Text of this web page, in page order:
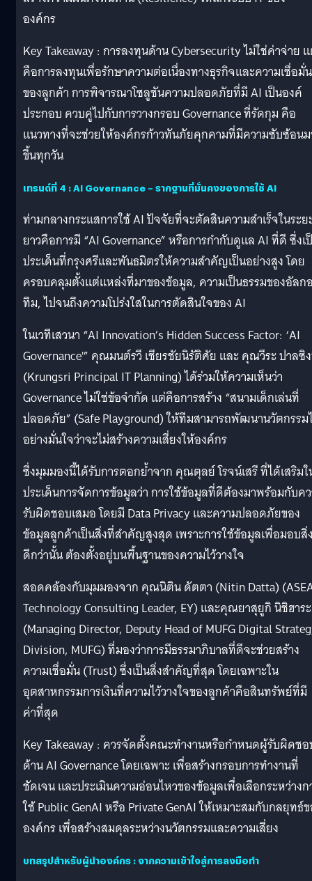
องค์กร
Key Takeaway : การลงทุนด้าน Cybersecurity ไม่ใช่ค่าจ่าย
คือการลงทุนเพื่อรักษาความต่อเนื่องทางธุรกิจและความเชื่อมั่น
ของลูกค้า การพิจารณาโซลูชันความปลอดภัยที่มี AI เป็นองค์
ประกอบ ควบคู่ไปกับการวางกรอบ Governance ที่รัดกุม คือ
แนวทางที่จะช่วยให้องค์กรก้าวทันภัยคุกคามที่มีความซับซ้อน
ขึ้นทุกวัน
เทรนด์ที่ 4 : AI Governance – รากฐานที่มั่นคงของการใช้ AI
ท่ามกลางกระแสการใช้ AI ปัจจัยที่จะตัดสินความสำเร็จในระย
ยาวคือการมี “AI Governance” หรือการกำกับดูแล AI ที่ดี ซึ่งเ
ประเด็นที่กรุงศรีและพันธมิตรให้ความสำคัญเป็นอย่างสูง โดย
ครอบคลุมตั้งแต่แหล่งที่มาของข้อมูล, ความเป็นธรรมของอัลก
ทึม, ไปจนถึงความโปร่งใสในการตัดสินใจของ AI
ในเวทีเสวนา “AI Innovation’s Hidden Success Factor: ‘AI
Governance'” คุณมนต์รวี เชียรชัยนิรัติศัย และ คุณวีระ ปาลซิ
(Krungsri Principal IT Planning) ได้ร่วมให้ความเห็นว่า
Governance ไม่ใช่ข้อจำกัด แต่คือการสร้าง “สนามเด็กเล่นที่
ปลอดภัย” (Safe Playground) ให้ทีมสามารถพัฒนานวัตกรรม
อย่างมั่นใจว่าจะไม่สร้างความเสี่ยงให้องค์กร
ซึ่งมุมมองนี้ได้รับการตอกย้ำจาก คุณตุลย์ โรจน์เสรี ที่ได้เสริม
ประเด็นการจัดการข้อมูลว่า การใช้ข้อมูลที่ดีต้องมาพร้อมกับค
รับผิดชอบเสมอ โดยมี Data Privacy และความปลอดภัยของ
ข้อมูลลูกค้าเป็นสิ่งที่สำคัญสูงสุด เพราะการใช้ข้อมูลเพื่อมอบสิ่
ดีกว่านั้น ต้องตั้งอยู่บนพื้นฐานของความไว้วางใจ
สอดคล้องกับมุมมองจาก คุณนิติน ดัตตา (Nitin Datta)
Technology Consulting Leader, EY) และคุณยาสุยูกิ นิชิฮาระ
(Managing Director, Deputy Head of MUFG Digital
Division, MUFG) ที่มองว่าการมีธรรมาภิบาลที่ดีจะช่วยสร้าง
ความเชื่อมั่น (Trust) ซึ่งเป็นสิ่งสำคัญที่สุด โดยเฉพาะใน
อุตสาหกรรมการเงินที่ความไว้วางใจของลูกค้าคือสินทรัพย์ที่มี
ค่าที่สุด
Key Takeaway : ควรจัดตั้งคณะทำงานหรือกำหนดผู้รับผิดช
ด้าน AI Governance โดยเฉพาะ เพื่อสร้างกรอบการทำงานที่
ชัดเจน และประเมินความอ่อนไหวของข้อมูลเพื่อเลือกระหว่างก
ใช้ Public GenAI หรือ Private GenAI ให้เหมาะสมกับกลยุทธ์
องค์กร เพื่อสร้างสมดุลระหว่างนวัตกรรมและความเสี่ยง
บทสรุปสำหรับผู้นำองค์กร : จากความเข้าใจสู่การลงมือทำ